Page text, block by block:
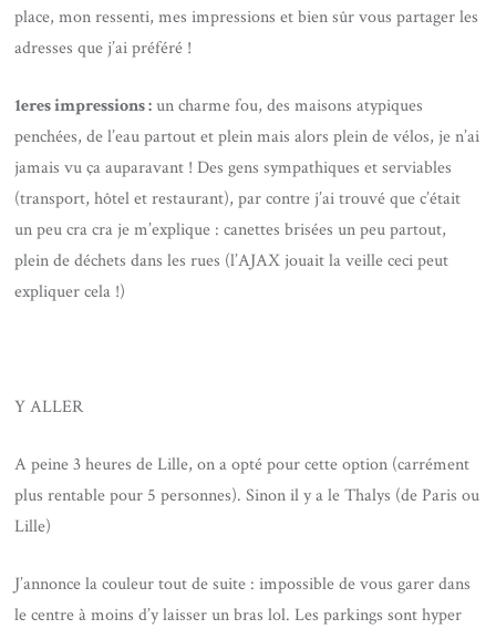
place, mon ressenti, mes impressions et bien sûr vous partager les
adresses que j’ai préféré !
1eres impressions :un charme fou, des maisons atypiques
penchées, de l’eau partout et plein mais alors plein de vélos, je n’ai
jamais vu ça auparavant ! Des gens sympathiques et serviables
(transport, hôtel et restaurant), par contre j’ai trouvé que c’était
un peu cra cra je m’explique : canettes brisées un peu partout,
plein de déchets dans les rues (l’AJAX jouait la veille ceci peut
expliquer cela !)
Y ALLER
A peine 3 heures de Lille, on a opté pour cette option (carrément
plus rentable pour 5 personnes). Sinon il y a le Thalys (de Paris ou
Lille)
J’annonce la couleur tout de suite : impossible de vous garer dans
le centre à moins d’y laisser un bras lol. Les parkings sont hyper